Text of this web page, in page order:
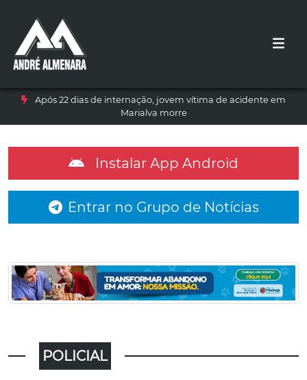
Após 22 dias de internação, jovem vítima de acidente em
Marialva morre
Instalar App Android
Entrar no Grupo de Notícias
POLICIAL